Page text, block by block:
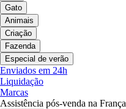
Gato
Animais
Criação
Fazenda
Especial de verão
Enviados em 24h
Liquidação
Marcas
Assistência pós-venda na França